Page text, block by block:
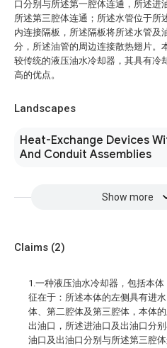
口分别与所述第一腔体连通，所述进
所述第三腔体连通；所述水管位于所
内连接隔板，所述隔板将所述水管及
分，所述油管的周边连接散热翅片。
较传统的液压油水冷却器，其具有冷
高的优点。
Landscapes
Heat-Exchange Devices
And Conduit Assemblies
Show more
Claims (2)
1.一种液压油水冷却器，包括本
征在于：所述本体的左侧具有进
体、第二腔体及第三腔体，本体
出油口，所述进油口及出油口分
油口及出油口分别与所述第三腔